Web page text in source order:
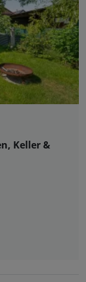
Keller &